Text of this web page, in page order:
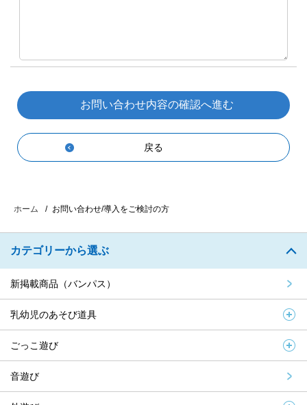
戻る
ホーム お問い合わせ/導入をご検討の方
カテゴリーから選ぶ
新掲載商品（バンパス）
乳幼児のあそび道具
ごっこ遊び
音遊び